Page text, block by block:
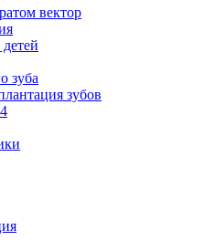
вектор
зуба
зубов